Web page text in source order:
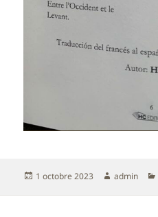
Publié
1 octobre 2023 Auteur
admin